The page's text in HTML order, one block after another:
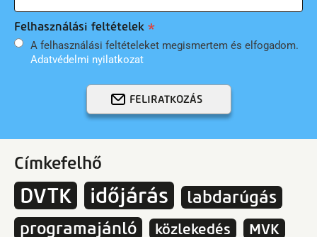
Felhasználási feltételek
A felhasználási feltételeket megismertem és elfogadom.
Adatvédelmi nyilatkozat
FELIRATKOZÁS
Címkefelhő
DVTK időjárás
labdarúgás
programajánló
közlekedés MVK